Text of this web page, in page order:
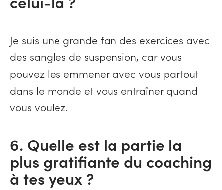
Je suis une grande fan des exercices avec
des sangles de suspension, car vous
pouvez les emmener avec vous partout
dans le monde et vous entraîner quand
vous voulez.
6. Quelle est la partie la
plus gratifiante du coaching
à tes yeux ?